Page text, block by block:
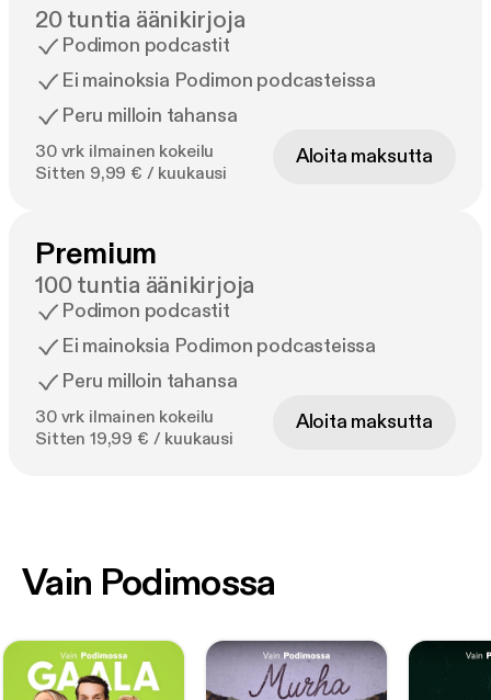
20 tuntia äänikirjoja
Podimon podcastit
Ei mainoksia Podimon podcasteissa
Peru milloin tahansa
30 vrk ilmainen kokeilu
Sitten 9,99 € / kuukausi
Aloita maksutta
Premium
100 tuntia äänikirjoja
Podimon podcastit
Ei mainoksia Podimon podcasteissa
Peru milloin tahansa
30 vrk ilmainen kokeilu
Sitten 19,99 € / kuukausi
Aloita maksutta
Vain Podimossa